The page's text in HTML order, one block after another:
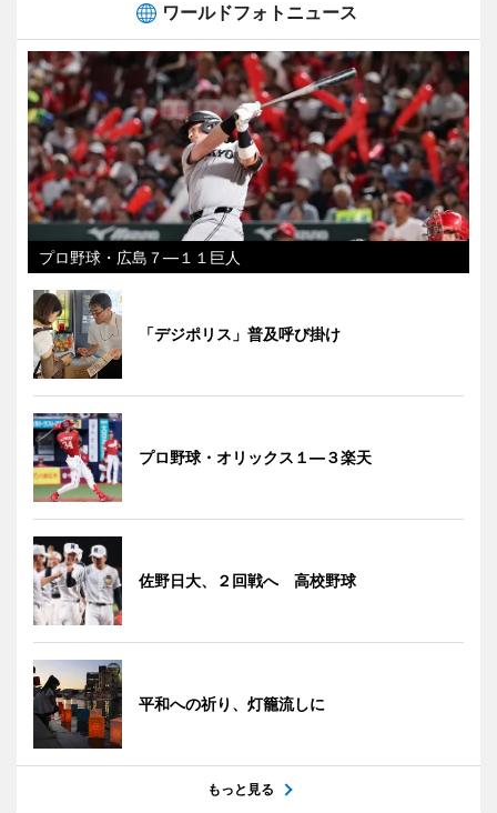
ワールドフォトニュース
プロ野球・広島７―１１巨人
「デジポリス」普及呼び掛け
プロ野球・オリックス１―３楽天
佐野日大、２回戦へ 高校野球
平和への祈り、灯籠流しに
もっと見る